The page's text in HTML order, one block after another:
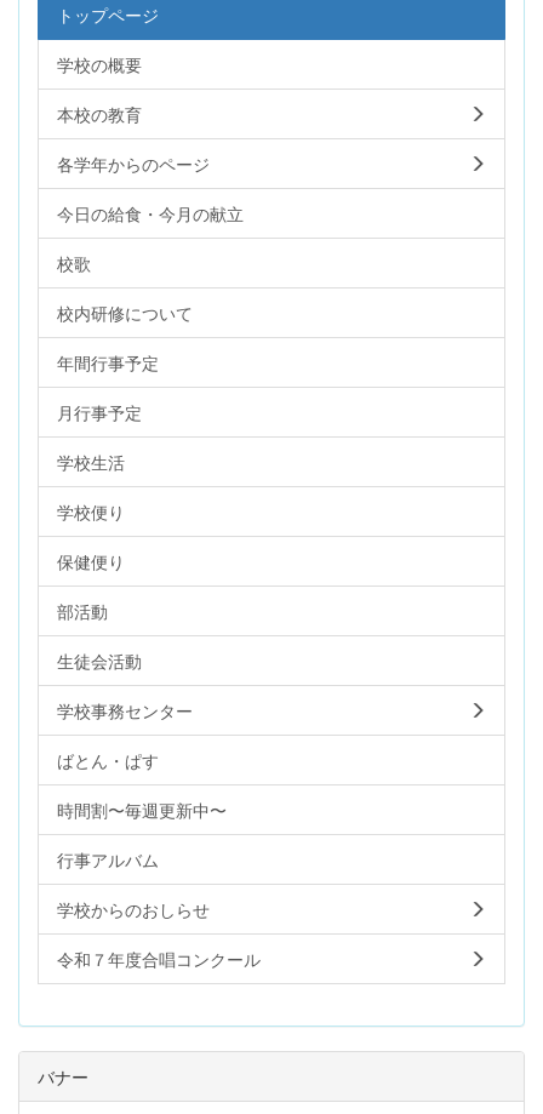
トップページ
学校の概要
本校の教育
各学年からのページ
今日の給食・今月の献立
校歌
校内研修について
年間行事予定
月行事予定
学校生活
学校便り
保健便り
部活動
生徒会活動
学校事務センター
ばとん・ぱす
時間割〜毎週更新中〜
行事アルバム
学校からのおしらせ
令和７年度合唱コンクール
バナー